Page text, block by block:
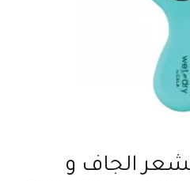
الجاف و